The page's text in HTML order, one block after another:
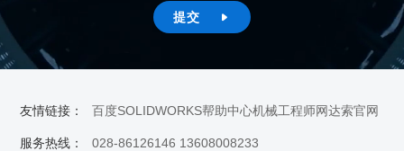
提交 
友情链接： 百度SOLIDWORKS帮助中心机械工程师网达索官网
服务热线：
028-86126146 13608008233